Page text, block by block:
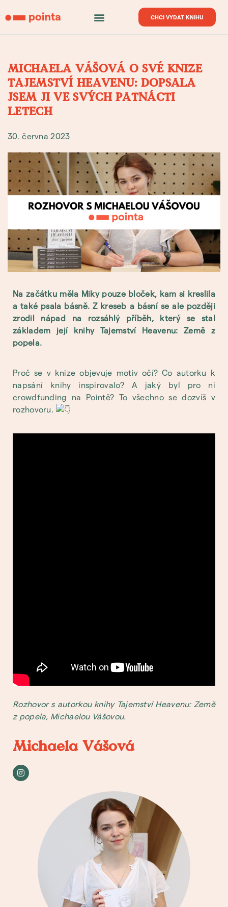
CHCI VYDAT KNIHU
MICHAELA VÁŠOVÁ O SVÉ KNIZE
TAJEMSTVÍ HEAVENU: DOPSALA
JSEM JI VE SVÝCH PATNÁCTI
LETECH
30. června 2023
Na začátku měla Miky pouze bloček, kam si kreslila
a také psala básně. Z kreseb a básní se ale později
zrodil nápad na rozsáhlý příběh, který se stal
základem její knihy Tajemství Heavenu: Země z
popela.
Proč se v knize objevuje motiv očí? Co autorku k
napsání knihy inspirovalo? A jaký byl pro ni
crowdfunding na Pointě? To všechno se dozvíš v
rozhovoru.
Rozhovor s autorkou knihy Tajemství Heavenu: Země
z popela, Michaelou Vášovou.
Michaela Vášová​​